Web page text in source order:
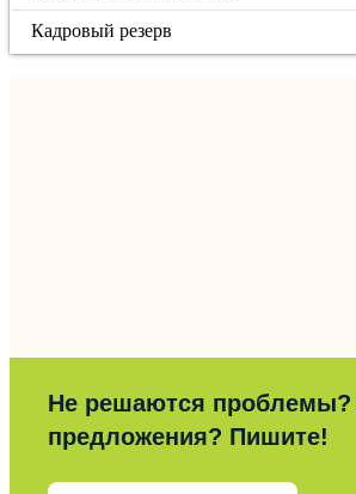
Кадровый резерв
Не решаются проблемы?
предложения? Пишите!